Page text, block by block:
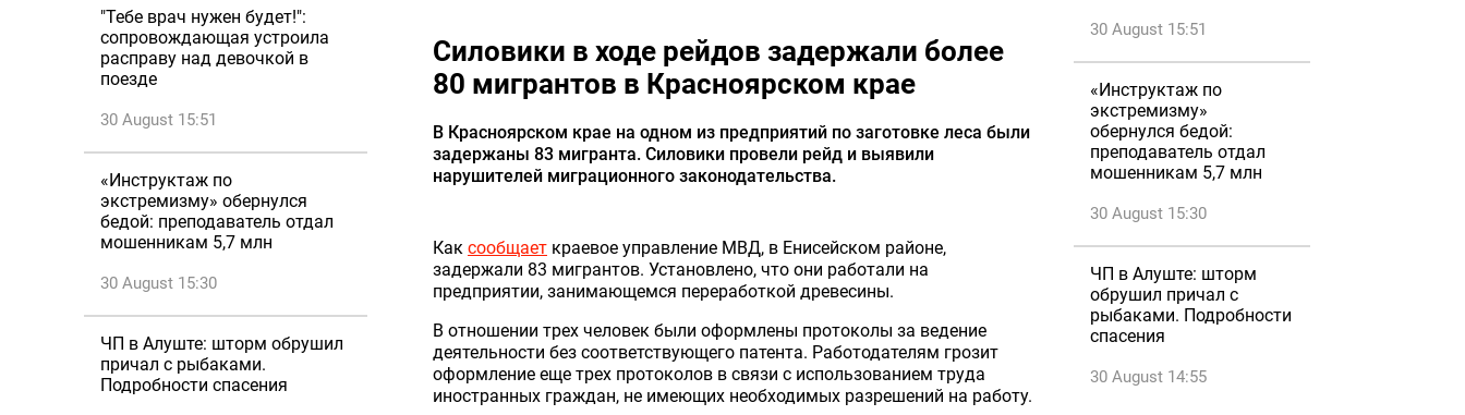
"Тебе врач нужен будет!":
сопровождающая устроила
расправу над девочкой в
поезде
30 August 15:51
«Инструктаж по
экстремизму» обернулся
бедой: преподаватель отдал
мошенникам 5,7 млн
30 August 15:30
ЧП в Алуште: шторм обрушил
причал с рыбаками.
Подробности спасения
Силовики в ходе рейдов задержали более
80 мигрантов в Красноярском крае
В Красноярском крае на одном из предприятий по заготовке леса были
задержаны 83 мигранта. Силовики провели рейд и выявили
нарушителей миграционного законодательства.
Как сообщает краевое управление МВД, в Енисейском районе,
задержали 83 мигрантов. Установлено, что они работали на
предприятии, занимающемся переработкой древесины.
В отношении трех человек были оформлены протоколы за ведение
деятельности без соответствующего патента. Работодателям грозит
оформление еще трех протоколов в связи с использованием труда
иностранных граждан, не имеющих необходимых разрешений на работу.
30 August 15:51
«Инструктаж по
экстремизму»
обернулся бедой:
преподаватель отдал
мошенникам 5,7 млн
30 August 15:30
ЧП в Алуште: шторм
обрушил причал с
рыбаками. Подробности
спасения
30 August 14:55